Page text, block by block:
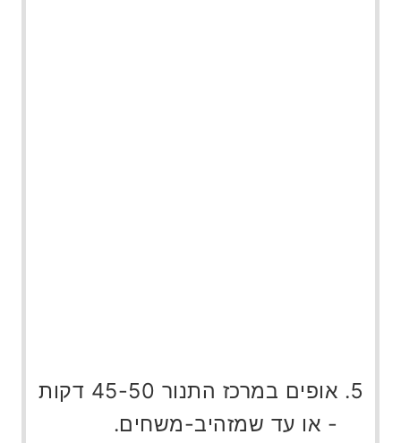
אופים במרכז התנור 45-50 דקות
- או עד שמזהיב-משחים.